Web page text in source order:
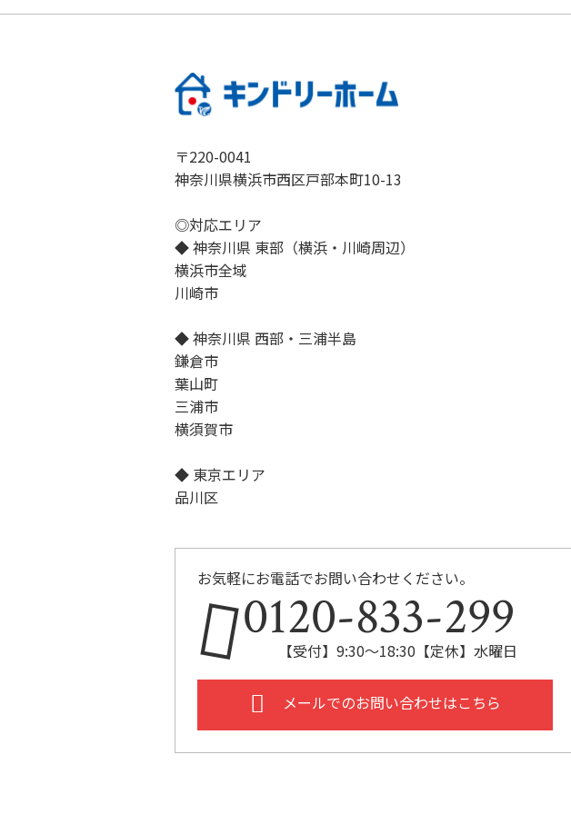
〒220-0041
神奈川県横浜市西区戸部本町10-13
◎対応エリア
◆ 神奈川県 東部（横浜・川崎周辺）
横浜市全域
川崎市
◆ 神奈川県 西部・三浦半島
鎌倉市
葉山町
三浦市
横須賀市
◆ 東京エリア
品川区
お気軽にお電話でお問い合わせください。
0120-833-299
【受付】9:30～18:30【定休】水曜日
メールでのお問い合わせはこちら